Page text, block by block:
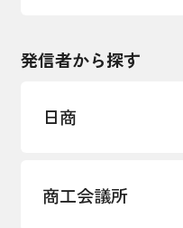
発信者から探す
日商
商工会議所